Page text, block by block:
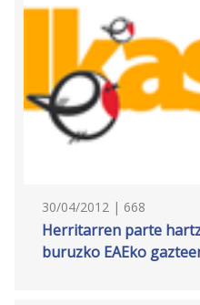
30/04/2012 | 668
Herritarren parte
buruzko EAEko